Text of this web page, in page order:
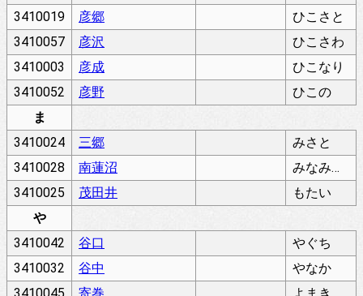
3410019
彦郷
ひこさと
3410057
彦沢
ひこさわ
3410003
彦成
ひこなり
3410052
彦野
ひこの
ま
3410024
三郷
みさと
3410028
南蓮沼
みなみはすぬま
3410025
茂田井
もたい
や
3410042
谷口
やぐち
3410032
谷中
やなか